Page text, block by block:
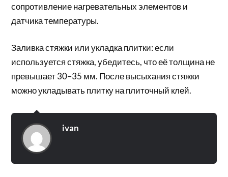
сопротивление нагревательных элементов и
датчика температуры.
Заливка стяжки или укладка плитки: если
используется стяжка, убедитесь, что её толщина не
превышает 30–35 мм. После высыхания стяжки
можно укладывать плитку на плиточный клей.
ivan